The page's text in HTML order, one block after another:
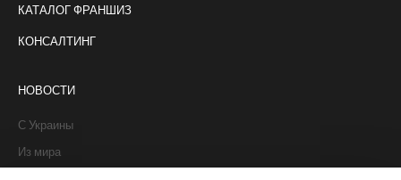
КАТАЛОГ ФРАНШИЗ
КОНСАЛТИНГ
НОВОСТИ
С Украины
Из мира